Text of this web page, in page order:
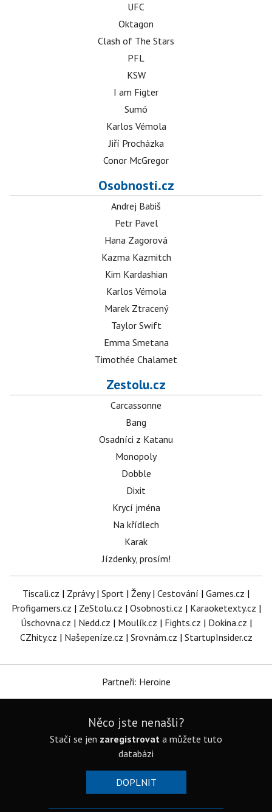
UFC
Oktagon
Clash of The Stars
PFL
KSW
I am Figter
Sumó
Karlos Vémola
Jiří Procházka
Conor McGregor
Osobnosti.cz
Andrej Babiš
Petr Pavel
Hana Zagorová
Kazma Kazmitch
Kim Kardashian
Karlos Vémola
Marek Ztracený
Taylor Swift
Emma Smetana
Timothée Chalamet
Zestolu.cz
Carcassonne
Bang
Osadníci z Katanu
Monopoly
Dobble
Dixit
Krycí jména
Na křídlech
Karak
Jízdenky, prosím!
Tiscali.cz | Zprávy| Sport | Ženy| Cestování | Games.cz |
Profigamers.cz | ZeStolu.cz | Osobnosti.cz | Karaoketexty.cz |
Úschovna.cz | Nedd.cz | Moulík.cz | Fights.cz | Dokina.cz |
CZhity.cz | Našepeníze.cz | Srovnám.cz | StartupInsider.cz
Partneři: Heroine
Něco jste nenašli?
Stačí se jen zaregistrovat a můžete tuto
databázi
DOPLNIT